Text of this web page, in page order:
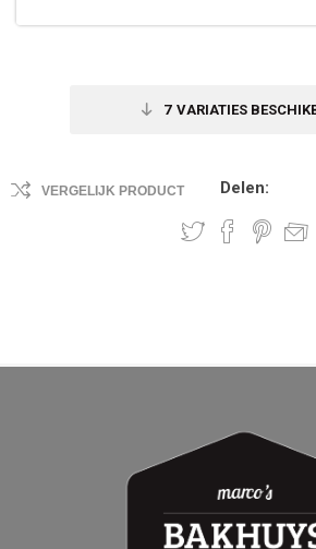
VERGELIJK PRODUCT
7 VARIATIES
Delen: